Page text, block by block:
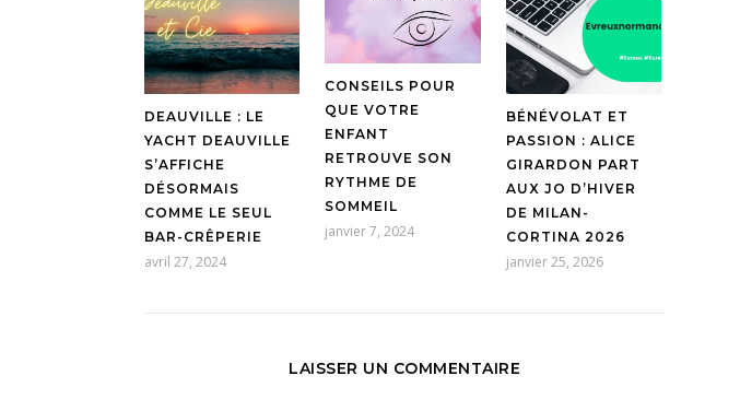
DEAUVILLE : LE
YACHT DEAUVILLE
S’AFFICHE
DÉSORMAIS
COMME LE SEUL
BAR-CRÊPERIE
avril 27, 2024
CONSEILS POUR
QUE VOTRE
ENFANT
RETROUVE SON
RYTHME DE
SOMMEIL
janvier 7, 2024
BÉNÉVOLAT ET
PASSION : ALICE
GIRARDON PART
AUX JO D’HIVER
DE MILAN-
CORTINA 2026
janvier 25, 2026
LAISSER UN COMMENTAIRE